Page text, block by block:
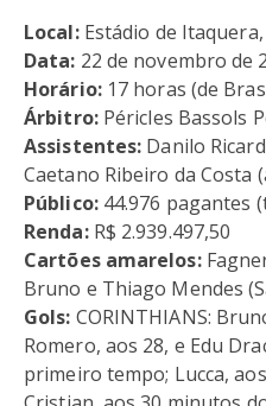
Local: Estádio de Itaquera,
Data: 22 de novembro de
Horário: 17 horas (de
Árbitro: Péricles Bassols
Assistentes: Danilo
Caetano Ribeiro da Costa
Público: 44.976 pagantes
Renda: R$ 2.939.497,50
Cartões amarelos:
Bruno e Thiago Mendes
Gols: CORINTHIANS:
Romero, aos 28, e Edu
primeiro tempo; Lucca,